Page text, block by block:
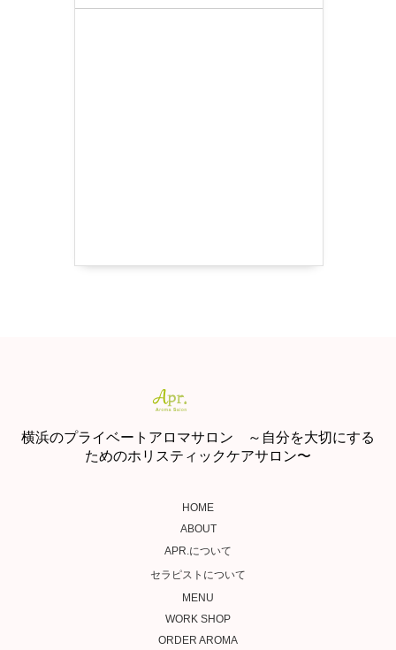
横浜のプライベートアロマサロン ～自分を大切にする
ためのホリスティックケアサロン〜
HOME
ABOUT
APR.について
セラピストについて
MENU
WORK SHOP
ORDER AROMA